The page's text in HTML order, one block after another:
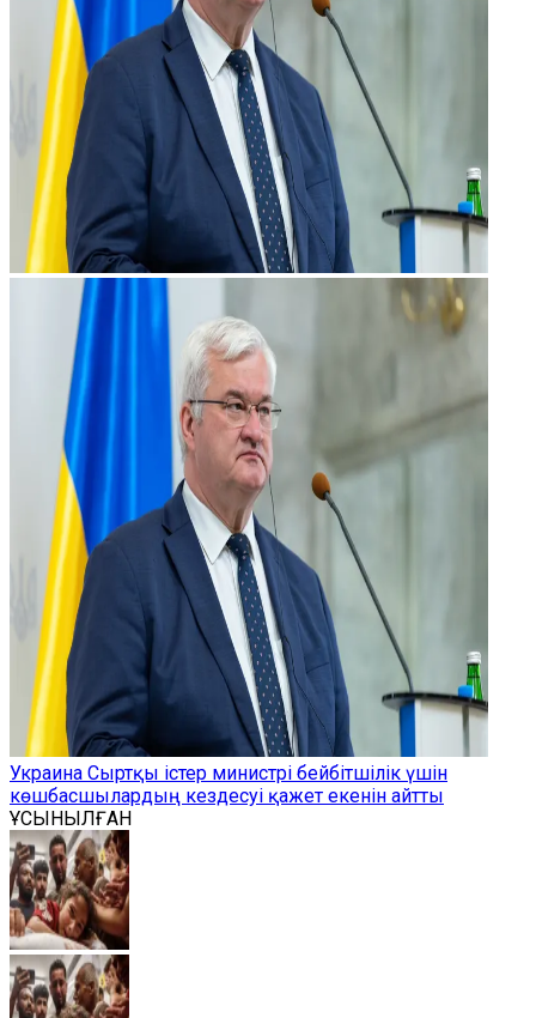
Украина Сыртқы істер министрі бейбітшілік үшін
көшбасшылардың кездесуі қажет екенін айтты
ҰСЫНЫЛҒАН